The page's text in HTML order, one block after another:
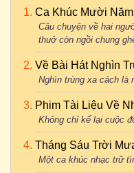
Ca Khúc Mười
Câu chuyện về hai
thuở còn ngồi chung
Về Bài Hát Nghìn
Nghìn trùng xa cách là
Phim Tài Liệu Về
Không chỉ kể lại cuộc
Tháng Sáu Trời
Một ca khúc nhạc trữ